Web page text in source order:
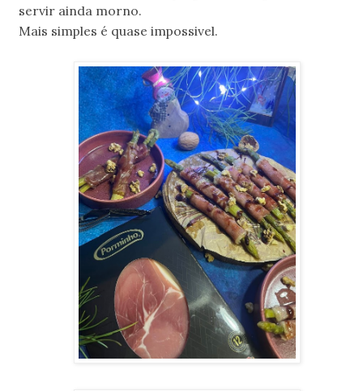
servir ainda morno.
Mais simples é quase impossivel.